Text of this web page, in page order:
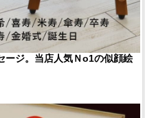
ージ。当店人気Ｎo1の似顔絵